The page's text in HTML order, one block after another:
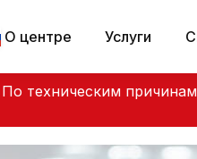
техническим
О центре Услуги